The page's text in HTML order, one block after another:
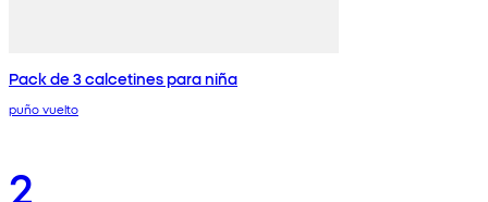
Pack de 3 calcetines para niña
puño vuelto
2